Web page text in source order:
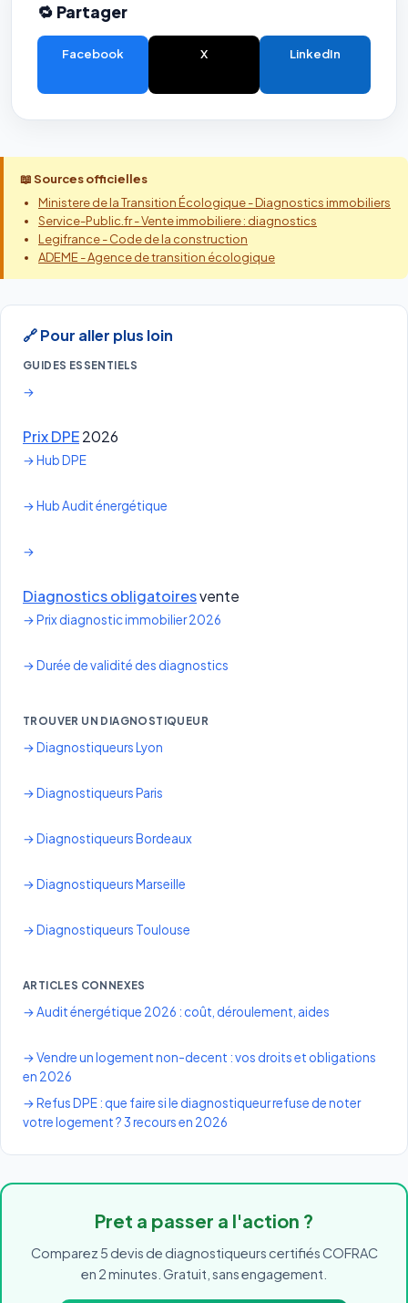
🔁 Partager
Facebook X LinkedIn
📖 Sources officielles
Ministere de la Transition Écologique - Diagnostics immobiliers
Service-Public.fr - Vente immobiliere : diagnostics
Legifrance - Code de la construction
ADEME - Agence de transition écologique
🔗 Pour aller plus loin
GUIDES ESSENTIELS
→
Prix DPE2026
→ Hub DPE
→ Hub Audit énergétique
→
Diagnostics obligatoiresvente
→ Prix diagnostic immobilier 2026
→ Durée de validité des diagnostics
TROUVER UN DIAGNOSTIQUEUR
→ Diagnostiqueurs Lyon
→ Diagnostiqueurs Paris
→ Diagnostiqueurs Bordeaux
→ Diagnostiqueurs Marseille
→ Diagnostiqueurs Toulouse
ARTICLES CONNEXES
→ Audit énergétique 2026 : coût, déroulement, aides
→ Vendre un logement non-decent : vos droits et obligations
en 2026
→ Refus DPE : que faire si le diagnostiqueur refuse de noter
votre logement ? 3 recours en 2026
Pret a passer a l'action ?
Comparez 5 devis de diagnostiqueurs certifiés COFRAC
en 2 minutes. Gratuit, sans engagement.